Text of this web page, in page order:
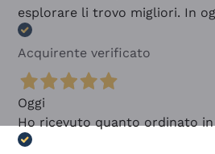
esplorare li trovo migliori. In
Acquirente verificato
Oggi
Ho ricevuto quanto ordinato in